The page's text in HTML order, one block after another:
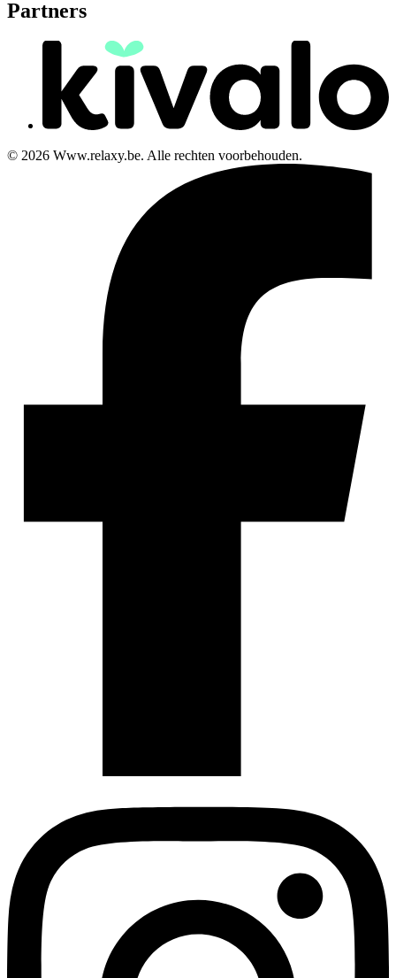
Partners
© 2026 Www.relaxy.be. Alle rechten voorbehouden.